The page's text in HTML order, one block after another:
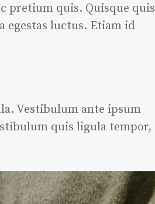
pretium quis. Quisque quis
egestas luctus. Etiam id
Vestibulum ante ipsum
quis ligula tempor,